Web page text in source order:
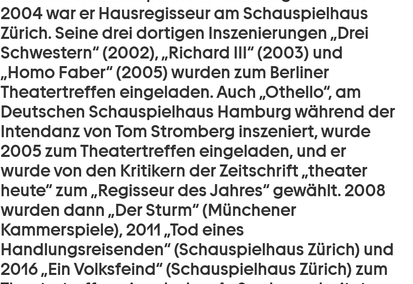
2004 war er Hausregisseur am Schauspielhaus
Zürich. Seine drei dortigen Inszenierungen „Drei
Schwestern“ (2002), „Richard III“ (2003) und
„Homo Faber“ (2005) wurden zum Berliner
Theatertreffen eingeladen. Auch „Othello“, am
Deutschen Schauspielhaus Hamburg während der
Intendanz von Tom Stromberg inszeniert, wurde
2005 zum Theatertreffen eingeladen, und er
wurde von den Kritikern der Zeitschrift „theater
heute“ zum „Regisseur des Jahres“ gewählt. 2008
wurden dann „Der Sturm“ (Münchener
Kammerspiele), 2011 „Tod eines
Handlungsreisenden“ (Schauspielhaus Zürich) und
2016 „Ein Volksfeind“ (Schauspielhaus Zürich) zum